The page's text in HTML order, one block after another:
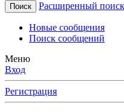
Поиск Расширенный
Новые сообщения
Поиск сообщений
Меню
Вход
Регистрация